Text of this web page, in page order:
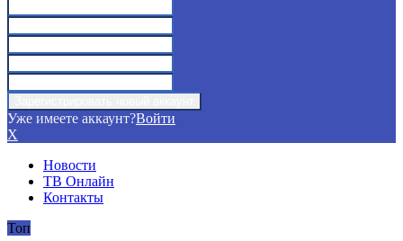
Уже имеете аккаунт?Войти
X
Новости
ТВ Онлайн
Контакты
Топ